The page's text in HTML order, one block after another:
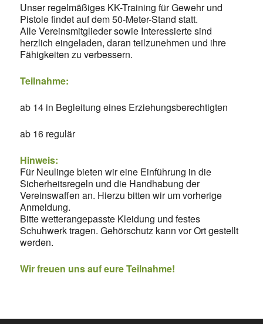
Unser regelmäßiges KK-Training für Gewehr und
Pistole findet auf dem 50-Meter-Stand statt.
Alle Vereinsmitglieder sowie Interessierte sind
herzlich eingeladen, daran teilzunehmen und ihre
Fähigkeiten zu verbessern.
Teilnahme:
ab 14 in Begleitung eines Erziehungsberechtigten
ab 16 regulär
Hinweis:
Für Neulinge bieten wir eine Einführung in die
Sicherheitsregeln und die Handhabung der
Vereinswaffen an. Hierzu bitten wir um vorherige
Anmeldung.
Bitte wetterangepasste Kleidung und festes
Schuhwerk tragen. Gehörschutz kann vor Ort gestellt
werden.
Wir freuen uns auf eure Teilnahme!